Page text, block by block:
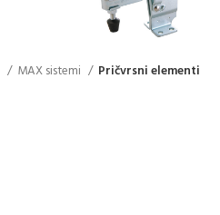
MAX sistemi Pričvrsni elementi